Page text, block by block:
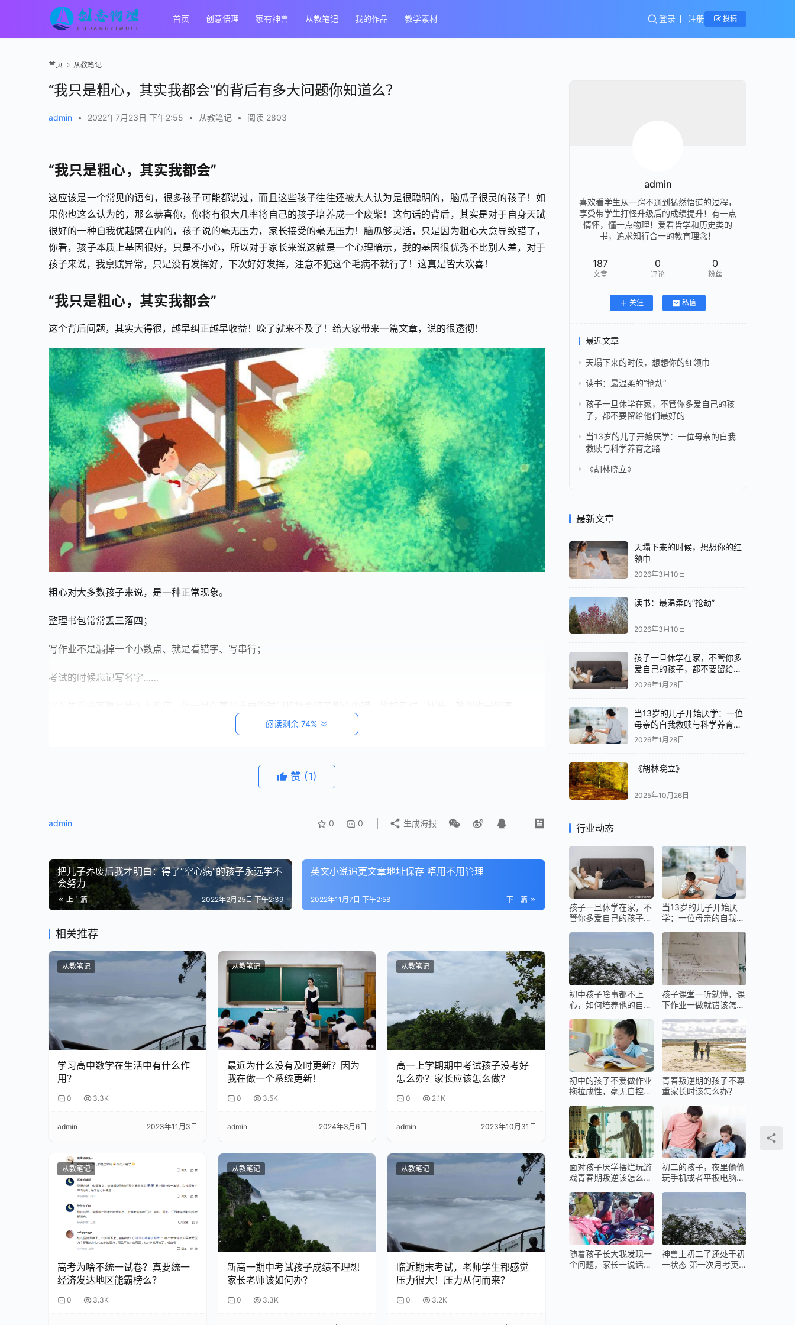
首页 创意悟理 家有神兽 从教笔记 我的作品 教学素材 登录 注册 投稿
首页 从教笔记
“我只是粗心，其实我都会”的背后有多大问题你知道么？
admin • 2022年7月23日 下午2:55 • 从教笔记 • 阅读 2803
“我只是粗心，其实我都会”
这应该是一个常见的语句，很多孩子可能都说过，而且这些孩子往往还被大人认为是很聪明的，脑瓜子很灵的孩子！如
果你也这么认为的，那么恭喜你，你将有很大几率将自己的孩子培养成一个废柴！这句话的背后，其实是对于自身天赋
很好的一种自我优越感在内的，孩子说的毫无压力，家长接受的毫无压力！脑瓜够灵活，只是因为粗心大意导致错了，
你看，孩子本质上基因很好，只是不小心，所以对于家长来说这就是一个心理暗示，我的基因很优秀不比别人差，对于
孩子来说，我禀赋异常，只是没有发挥好，下次好好发挥，注意不犯这个毛病不就行了！这真是皆大欢喜！
“我只是粗心，其实我都会”
这个背后问题，其实大得很，越早纠正越早收益！晚了就来不及了！给大家带来一篇文章，说的很透彻！
粗心对大多数孩子来说，是一种正常现象。
整理书包常常丢三落四；
写作业不是漏掉一个小数点、就是看错字、写串行；
考试的时候忘记写名字……
高中老师常常会对即将高考的学生说：“高考丢一分，相差一千人”，以此提醒学生们，考试时要细心，千万不能因为马
“使人疲惫的不是远方的高山，而是鞋子里的一粒沙子。”
粗心的本质  是孩子在学习态度和能力上存在问题
对于孩子粗心这种小毛病，一般来说，越早纠正越好。
比如当看到孩子的试卷，因为漏了一个小数点而扣分，妈妈会说：
“我的孩子很聪明，就是粗心。”
孩子也懂得“自省”：
“这道题我明明会做，哎，大意了！”
好像孩子如果不粗心，这张试卷的成绩就有了质的飞跃。
这个时候，粗心不是一个小毛病，反而变成了一个很好的借口。
这种表达，都带着自欺欺人的成分，其本质是不想承认孩子在学习态度或能力上客观存在的问题。
孩子在这种解释之下，变得心安理得起来，错过了认识自己真实的短板的机会，进步的机会也被抹杀了。
孩子一旦习惯了这种思维模式，再想纠正过来，就很费劲。
再聪明的孩子，时间久了，也被这句话给说“笨”了。
我们可以观察，那些学习很优秀的孩子，在粗心的问题上栽得跟头屈指可数。
阅读剩余 74%
赞 (1)
admin 0 0 生成海报
把儿子养废后我才明白：得了“空心病”的孩子永远学不
会努力
上一篇 2022年2月25日 下午2:39
英文小说追更文章地址保存 唔用不用管理
下一篇
2022年11月7日 下午2:58
相关推荐
从教笔记
学习高中数学在生活中有什么作
用？
0 3.3K
admin 2023年11月3日
从教笔记
最近为什么没有及时更新？因为
我在做一个系统更新！
0 3.5K
admin 2024年3月6日
从教笔记
高一上学期期中考试孩子没考好
怎么办？家长应该怎么做？
0 2.1K
admin 2023年10月31日
从教笔记
高考为啥不统一试卷？真要统一
经济发达地区能霸榜么？
0 3.3K
从教笔记
新高一期中考试孩子成绩不理想
家长老师该如何办？
0 3.3K
从教笔记
临近期末考试，老师学生都感觉
压力很大！压力从何而来？
0 3.2K
admin
喜欢看学生从一窍不通到猛然悟道的过程，
享受带学生打怪升级后的成绩提升！有一点
情怀，懂一点物理！爱看哲学和历史类的
书，追求知行合一的教育理念！
187
文章
0
评论
0
粉丝
关注 私信
最近文章
天塌下来的时候，想想你的红领巾
读书：最温柔的“抢劫”
孩子一旦休学在家，不管你多爱自己的孩
子，都不要留给他们最好的
当13岁的儿子开始厌学：一位母亲的自我
救赎与科学养育之路
《胡林晓立》
最新文章
天塌下来的时候，想想你的红
领巾
2026年3月10日
读书：最温柔的“抢劫”
2026年3月10日
孩子一旦休学在家，不管你多
爱自己的孩子，都不要留给他
们最好的
2026年1月28日
当13岁的儿子开始厌学：一位
母亲的自我救赎与科学养育之
路
2026年1月28日
《胡林晓立》
2025年10月26日
行业动态
孩子一旦休学在家，不
管你多爱自己的孩子，
当13岁的儿子开始厌
学：一位母亲的自我救
初中孩子啥事都不上
心，如何培养他的自主
孩子课堂一听就懂，课
下作业一做就错该怎么
初中的孩子不爱做作业
拖拉成性，毫无自控力
青春叛逆期的孩子不尊
重家长时该怎么办？
面对孩子厌学摆烂玩游
戏青春期叛逆该怎么
初二的孩子，夜里偷偷
玩手机或者平板电脑该
随着孩子长大我发现一
个问题，家长一说话孩
神兽上初二了还处于初
一状态 第一次月考英